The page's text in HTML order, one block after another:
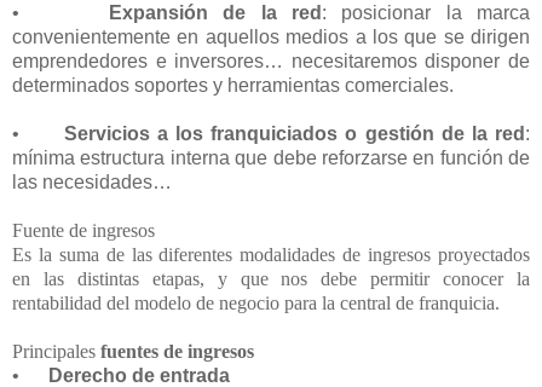
• Expansión de la red : posicionar la marca
convenientemente en aquellos medios a los que se dirigen
emprendedores e inversores… necesitaremos disponer de
determinados soportes y herramientas comerciales.
• Servicios a los franquiciados o gestión de la red :
mínima estructura interna que debe reforzarse en función de
las necesidades…
Fuente de ingresos
Es la suma de las diferentes modalidades de ingresos proyectados
en las distintas etapas, y que nos debe permitir conocer la
rentabilidad del modelo de negocio para la central de franquicia.
Principales fuentes de ingresos
•
Derecho de entrada